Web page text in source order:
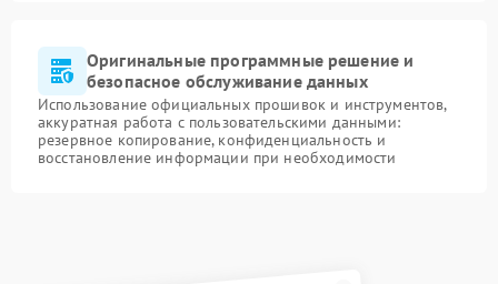
Оригинальные программные решение и
безопасное обслуживание данных
Использование официальных прошивок и инструментов,
аккуратная работа с пользовательскими данными:
резервное копирование, конфиденциальность и
восстановление информации при необходимости